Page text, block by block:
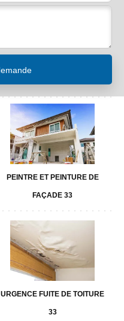
PEINTRE ET PEINTURE DE
FAÇADE 33
URGENCE FUITE DE TOITURE
33